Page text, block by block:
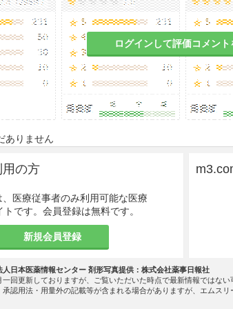
ログインして評価コメント
ありません
の方
医療従事者のみ利用可能な医療
トです。会員登録は無料です。
新規会員登録
日本医薬情報センター 剤形写真提供：株式会社薬事日報社
一回更新しておりますが、ご覧いただいた時点で最新情報ではな
承認用法・用量外の記載等が含まれる場合がありますが、エムス